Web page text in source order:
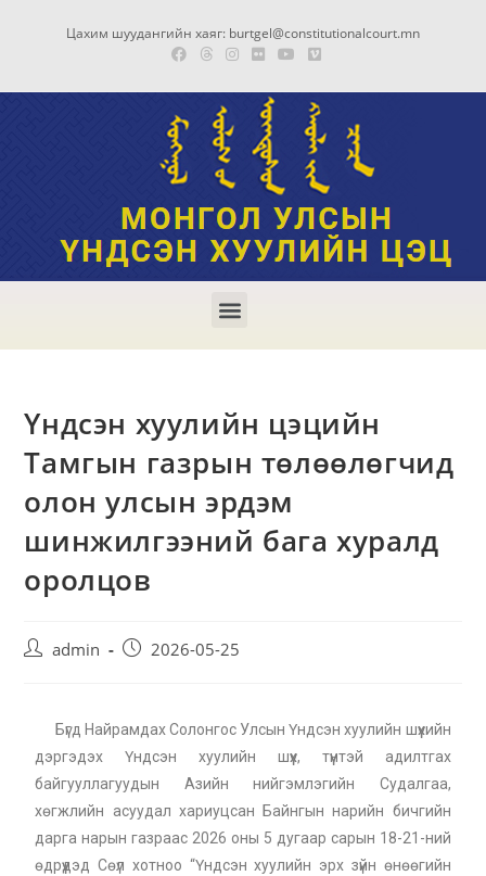
Цахим шуудангийн хаяг: burtgel@constitutionalcourt.mn
Үндсэн хуулийн цэцийн
Тамгын газрын төлөөлөгчид
олон улсын эрдэм
шинжилгээний бага хуралд
оролцов
admin 2026-05-25
Бүгд Найрамдах Солонгос Улсын Үндсэн хуулийн шүүхийн
дэргэдэх Үндсэн хуулийн шүүх, түүнтэй адилтгах
байгууллагуудын Азийн нийгэмлэгийн Судалгаа,
хөгжлийн асуудал хариуцсан Байнгын нарийн бичгийн
дарга нарын газраас 2026 оны 5 дугаар сарын 18-21-ний
өдрүүдэд Сөүл хотноо “Үндсэн хуулийн эрх зүйн өнөөгийн